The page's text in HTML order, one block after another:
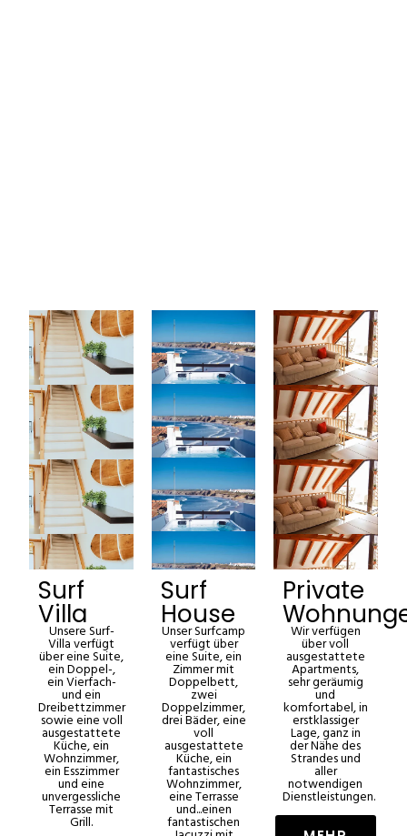
Surf
Villa
Unsere Surf-
Villa verfügt
über eine Suite,
ein Doppel-,
ein Vierfach-
und ein
Dreibettzimmer
sowie eine voll
ausgestattete
Küche, ein
Wohnzimmer,
ein Esszimmer
und eine
unvergessliche
Terrasse mit
Grill.
Surf
House
Unser Surfcamp
verfügt über
eine Suite, ein
Zimmer mit
Doppelbett,
zwei
Doppelzimmer,
drei Bäder, eine
voll
ausgestattete
Küche, ein
fantastisches
Wohnzimmer,
eine Terrasse
und...einen
fantastischen
Private
Wir verfügen
über voll
ausgestattete
Apartments,
sehr geräumig
und
komfortabel, in
erstklassiger
Lage, ganz in
der Nähe des
Strandes und
aller
notwendigen
Dienstleistungen.